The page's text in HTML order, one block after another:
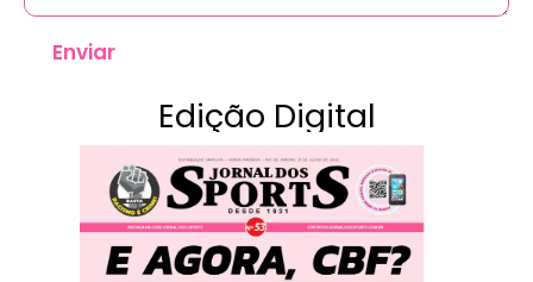
Enviar
Edição Digital